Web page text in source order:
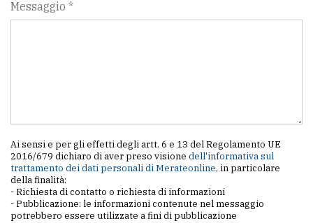
Messaggio *
Ai sensi e per gli effetti degli artt. 6 e 13 del Regolamento UE
2016/679 dichiaro di aver preso visione dell'informativa sul
trattamento dei dati personali di Merateonline, in particolare
della finalità:
- Richiesta di contatto o richiesta di informazioni
- Pubblicazione: le informazioni contenute nel messaggio
potrebbero essere utilizzate a fini di pubblicazione